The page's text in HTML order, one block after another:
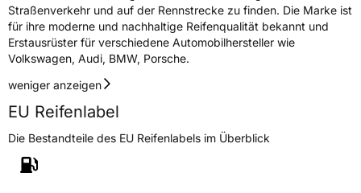
Straßenverkehr und auf der Rennstrecke zu finden. Die Marke ist
für ihre moderne und nachhaltige Reifenqualität bekannt und
Erstausrüster für verschiedene Automobilhersteller wie
Volkswagen, Audi, BMW, Porsche.
weniger anzeigen
EU Reifenlabel
Die Bestandteile des EU Reifenlabels im Überblick